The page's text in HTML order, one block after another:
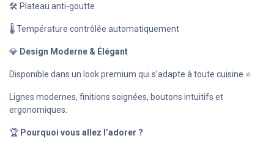
🛠️ Plateau anti-goutte
🌡️ Température contrôlée automatiquement
💎 Design Moderne & Élégant
Disponible dans un look premium qui s’adapte à toute cuisine ⭐
Lignes modernes, finitions soignées, boutons intuitifs et
ergonomiques.
🏆 Pourquoi vous allez l’adorer ?